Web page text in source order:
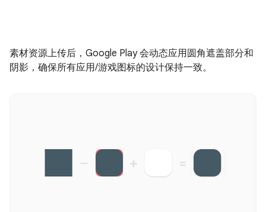
素材资源上传后，Google Play 会动态应用圆角遮盖部分和
阴影，确保所有应用/游戏图标的设计保持一致。